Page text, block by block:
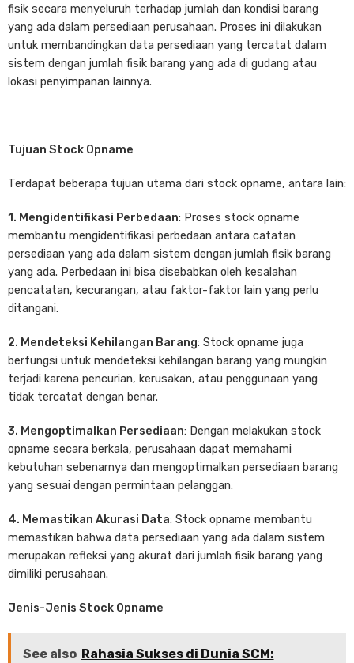
fisik secara menyeluruh terhadap jumlah dan kondisi barang
yang ada dalam persediaan perusahaan. Proses ini dilakukan
untuk membandingkan data persediaan yang tercatat dalam
sistem dengan jumlah fisik barang yang ada di gudang atau
lokasi penyimpanan lainnya.
Tujuan Stock Opname
Terdapat beberapa tujuan utama dari stock opname, antara lain:
1. Mengidentifikasi Perbedaan: Proses stock opname
membantu mengidentifikasi perbedaan antara catatan
persediaan yang ada dalam sistem dengan jumlah fisik barang
yang ada. Perbedaan ini bisa disebabkan oleh kesalahan
pencatatan, kecurangan, atau faktor-faktor lain yang perlu
ditangani.
2. Mendeteksi Kehilangan Barang: Stock opname juga
berfungsi untuk mendeteksi kehilangan barang yang mungkin
terjadi karena pencurian, kerusakan, atau penggunaan yang
tidak tercatat dengan benar.
3. Mengoptimalkan Persediaan: Dengan melakukan stock
opname secara berkala, perusahaan dapat memahami
kebutuhan sebenarnya dan mengoptimalkan persediaan barang
yang sesuai dengan permintaan pelanggan.
4. Memastikan Akurasi Data: Stock opname membantu
memastikan bahwa data persediaan yang ada dalam sistem
merupakan refleksi yang akurat dari jumlah fisik barang yang
dimiliki perusahaan.
Jenis-Jenis Stock Opname
See also Rahasia Sukses di Dunia SCM: